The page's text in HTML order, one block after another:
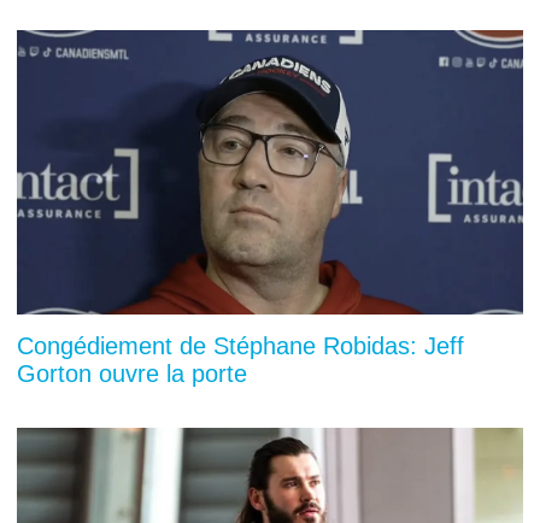
Congédiement de Stéphane Robidas: Jeff
Gorton ouvre la porte